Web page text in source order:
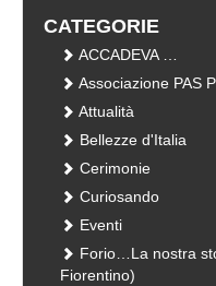
CATEGORIE
ACCADEVA …
Associazione PAS
Attualità
Bellezze d'Italia
Cerimonie
Curiosando
Eventi
Forio…La nostra
Fiorentino)